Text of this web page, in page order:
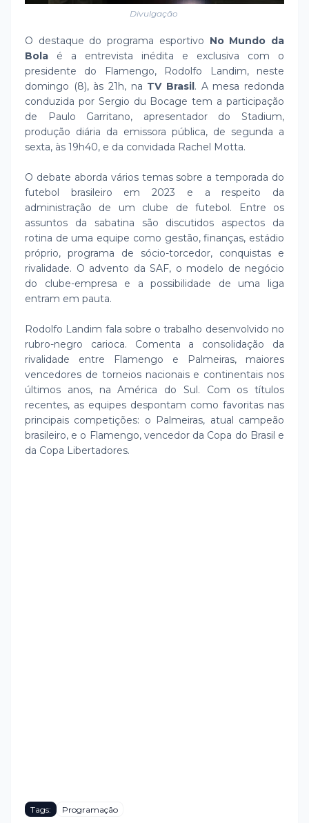
Divulgação
O destaque do programa esportivo No Mundo da
Bola é a entrevista inédita e exclusiva com o
presidente do Flamengo, Rodolfo Landim, neste
domingo (8), às 21h, na TV Brasil. A mesa redonda
conduzida por Sergio du Bocage tem a participação
de Paulo Garritano, apresentador do Stadium,
produção diária da emissora pública, de segunda a
sexta, às 19h40, e da convidada Rachel Motta.
O debate aborda vários temas sobre a temporada do
futebol brasileiro em 2023 e a respeito da
administração de um clube de futebol. Entre os
assuntos da sabatina são discutidos aspectos da
rotina de uma equipe como gestão, finanças, estádio
próprio, programa de sócio-torcedor, conquistas e
rivalidade. O advento da SAF, o modelo de negócio
do clube-empresa e a possibilidade de uma liga
entram em pauta.
Rodolfo Landim fala sobre o trabalho desenvolvido no
rubro-negro carioca. Comenta a consolidação da
rivalidade entre Flamengo e Palmeiras, maiores
vencedores de torneios nacionais e continentais nos
últimos anos, na América do Sul. Com os títulos
recentes, as equipes despontam como favoritas nas
principais competições: o Palmeiras, atual campeão
brasileiro, e o Flamengo, vencedor da Copa do Brasil e
da Copa Libertadores.
Tags: Programação